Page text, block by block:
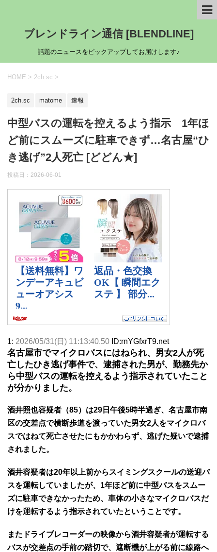
ブレンドライン通信 [BLENDLINE]
話題のニュースをピックアップしてお届けします♪
HOME > 2ch.sc >
2ch.sc matome 速報
中型バスの運転を控えるよう指示 1年ほ
ど前にスムーズに駐車できず…名古屋“ひ
き逃げ”2人死亡 [どどん★]
投稿日： 2026-06-01
1: 2026/05/31(日) 11:13:40.50 ID:rnYGfxrT9.net
名古屋市でマイクロバスにはねられ、男女2人が死
亡したひき逃げ事件で、逮捕された男が、勤務先か
ら中型バスの運転を控えるよう指示されていたこと
が分かりました。
酒井照也容疑者（85）は29日午後5時半過ぎ、名古屋市南
区の交差点で横断歩道を渡っていた男女2人をマイクロバ
スではねて死亡させたにもかかわらず、逃げた疑いで逮捕
されました。
酒井容疑者は20年以上前からスイミングスクールの送迎バ
スを運転していましたが、1年ほど前に中型バスをスムー
ズに駐車できなかったため、車体の小さなマイクロバスだ
けを運転するよう指示されていたということです。
またドライブレコーダーの映像から酒井容疑者が運転する
バスが交差点の手前の踏切で、遮断機が上がる前に線路へ